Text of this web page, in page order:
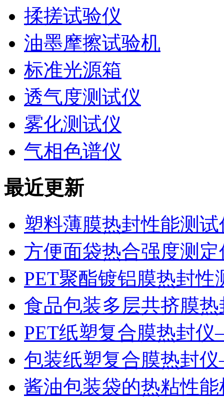
揉搓试验仪
油墨摩擦试验机
标准光源箱
透气度测试仪
雾化测试仪
气相色谱仪
最近更新
塑料薄膜热封性能测
方便面袋热合强度测
PET聚酯镀铝膜热封性
食品包装多层共挤膜
PET纸塑复合膜热封
包装纸塑复合膜热封
酱油包装袋的热粘性